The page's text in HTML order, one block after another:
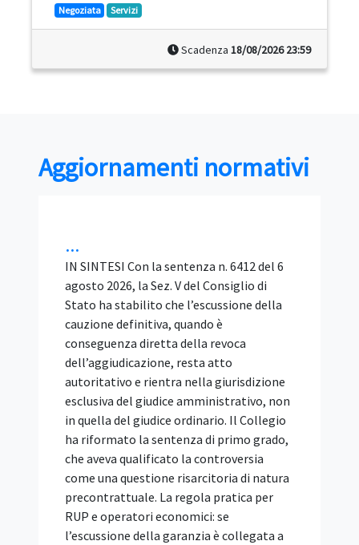
Negoziata Servizi
Scadenza 18/08/2026 23:59
Aggiornamenti normativi
...
IN SINTESI Con la sentenza n. 6412 del 6
agosto 2026, la Sez. V del Consiglio di
Stato ha stabilito che l’escussione della
cauzione definitiva, quando è
conseguenza diretta della revoca
dell’aggiudicazione, resta atto
autoritativo e rientra nella giurisdizione
esclusiva del giudice amministrativo, non
in quella del giudice ordinario. Il Collegio
ha riformato la sentenza di primo grado,
che aveva qualificato la controversia
come una questione risarcitoria di natura
precontrattuale. La regola pratica per
RUP e operatori economici: se
l’escussione della garanzia è collegata a